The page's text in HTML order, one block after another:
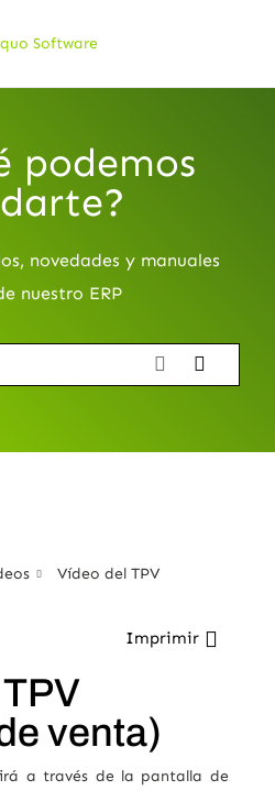
podemos
novedades y manuales
nuestro ERP
Vídeo del TPV
Imprimir
venta)
a través de la pantalla de